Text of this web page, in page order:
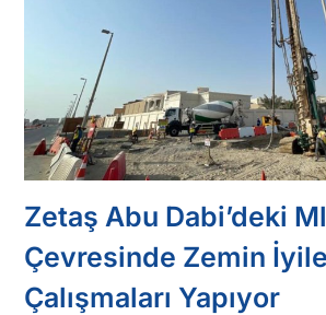
Zetaş Abu Dabi’deki
Çevresinde Zemin
Çalışmaları Yapıyor